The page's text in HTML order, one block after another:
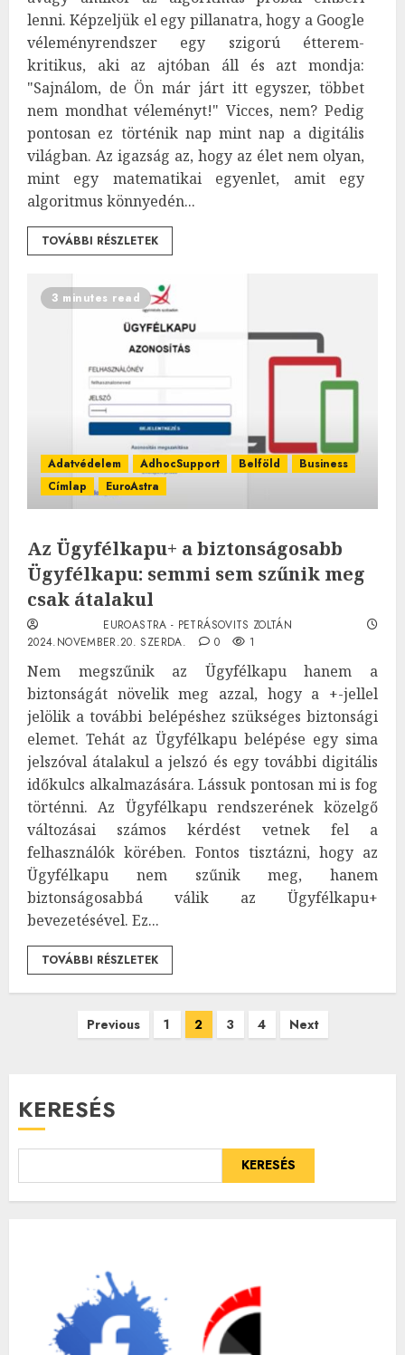
lenni. Képzeljük el egy pillanatra, hogy a Google
véleményrendszer egy szigorú étterem-
kritikus, aki az ajtóban áll és azt mondja:
"Sajnálom, de Ön már járt itt egyszer, többet
nem mondhat véleményt!" Vicces, nem? Pedig
pontosan ez történik nap mint nap a digitális
világban. Az igazság az, hogy az élet nem olyan,
mint egy matematikai egyenlet, amit egy
algoritmus könnyedén...
TOVÁBBI RÉSZLETEK
3 minutes read
Adatvédelem AdhocSupport Belföld
Business
Címlap
EuroAstra
Az Ügyfélkapu+ a biztonságosabb
Ügyfélkapu: semmi sem szűnik meg
csak átalakul
EUROASTRA - PETRÁSOVITS ZOLTÁN
2024.NOVEMBER.20. SZERDA.
0 1
Nem megszűnik az Ügyfélkapu hanem a
biztonságát növelik meg azzal, hogy a +-jellel
jelölik a további belépéshez szükséges biztonsági
elemet. Tehát az Ügyfélkapu belépése egy sima
jelszóval átalakul a jelszó és egy további digitális
időkulcs alkalmazására. Lássuk pontosan mi is fog
történni. Az Ügyfélkapu rendszerének közelgő
változásai számos kérdést vetnek fel a
felhasználók körében. Fontos tisztázni, hogy az
Ügyfélkapu nem szűnik meg, hanem
biztonságosabbá válik az Ügyfélkapu+
bevezetésével. Ez...
TOVÁBBI RÉSZLETEK
Bejegyzések
Previous 1 2 3 4 Next
KERESÉS
KERESÉS